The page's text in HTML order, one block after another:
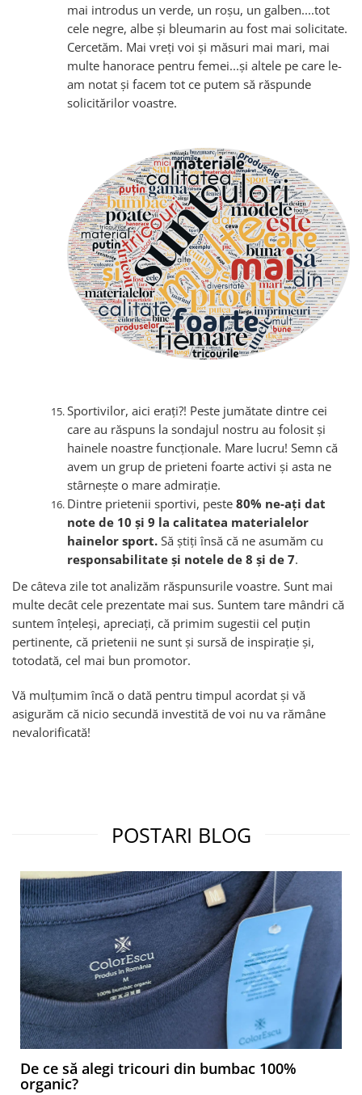
mai introdus un verde, un roșu, un galben....tot
cele negre, albe și bleumarin au fost mai solicitate.
Cercetăm. Mai vreți voi și măsuri mai mari, mai
multe hanorace pentru femei...și altele pe care le-
am notat și facem tot ce putem să răspunde
solicitărilor voastre.
Sportivilor, aici erați?! Peste jumătate dintre cei
care au răspuns la sondajul nostru au folosit și
hainele noastre funcționale. Mare lucru! Semn că
avem un grup de prieteni foarte activi și asta ne
stârnește o mare admirație.
Dintre prietenii sportivi, peste 80% ne-ați dat
note de 10 și 9 la calitatea materialelor
hainelor sport. Să știți însă că ne asumăm cu
responsabilitate și notele de 8 și de 7.
De câteva zile tot analizăm răspunsurile voastre. Sunt mai
multe decât cele prezentate mai sus. Suntem tare mândri că
suntem înțeleși, apreciați, că primim sugestii cel puțin
pertinente, că prietenii ne sunt și sursă de inspirație și,
totodată, cel mai bun promotor.
Vă mulțumim încă o dată pentru timpul acordat și vă
asigurăm că nicio secundă investită de voi nu va rămâne
nevalorificată!
POSTARI BLOG
De ce să alegi tricouri din bumbac 100%
organic?